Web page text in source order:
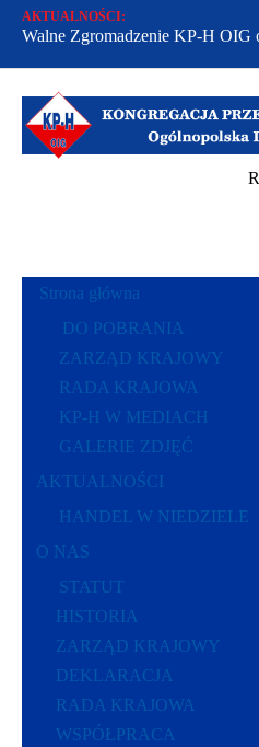
AKTUALNOŚCI:
Walne Zgromadzenie KP-H OIG
Od 2002 r. bronimy praw
Racje polskich przedsiębiorców
Strona główna
DO POBRANIA
ZARZĄD KRAJOWY
RADA KRAJOWA
KP-H W MEDIACH
GALERIE ZDJĘĆ
AKTUALNOŚCI
HANDEL W NIEDZIELE
O NAS
STATUT
HISTORIA
ZARZĄD KRAJOWY
DEKLARACJA
RADA KRAJOWA
WSPÓŁPRACA